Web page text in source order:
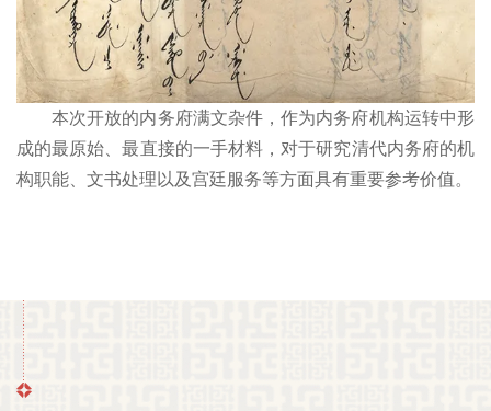
本次开放的内务府满文杂件，作为内务府机构运转中形
成的最原始、最直接的一手材料，对于研究清代内务府的机
构职能、文书处理以及宫廷服务等方面具有重要参考价值。